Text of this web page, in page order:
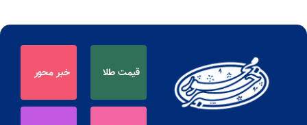
قیمت طلا خبر محور